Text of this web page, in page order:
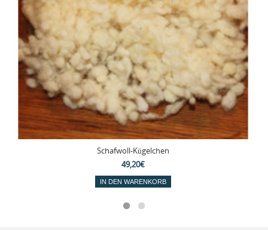
Schafwoll-Kügelchen
49,20€
IN DEN WARENKORB